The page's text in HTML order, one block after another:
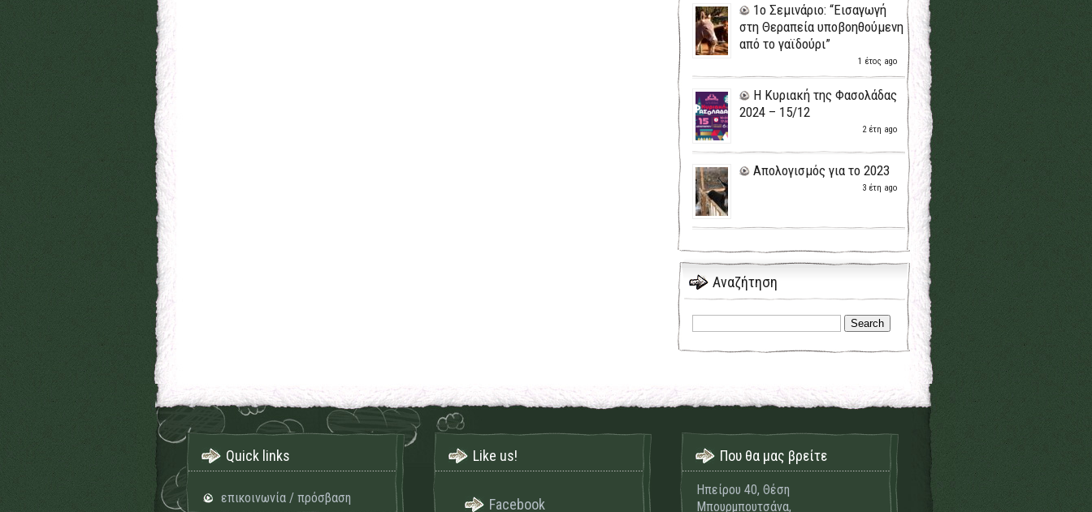
1ο Σεμινάριο: “Εισαγωγή
στη Θεραπεία υποβοηθούμενη
από το γαϊδούρι”
1 έτος ago
H Κυριακή της Φασολάδας
2024 – 15/12
2 έτη ago
Απολογισμός για το 2023
3 έτη ago
Αναζήτηση
Quick links
επικοινωνία / πρόσβαση
Like us!
Facebook
Που θα μας βρείτε
Ηπείρου 40, Θέση
Μπουρμπουτσάνα,